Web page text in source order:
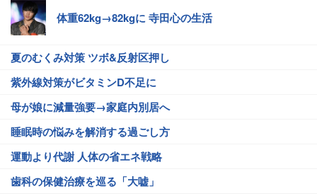
体重62kg→82kgに 寺田心の生活
夏のむくみ対策 ツボ&反射区押し
紫外線対策がビタミンD不足に
母が娘に減量強要→家庭内別居へ
睡眠時の悩みを解消する過ごし方
運動より代謝 人体の省エネ戦略
歯科の保健治療を巡る「大嘘」